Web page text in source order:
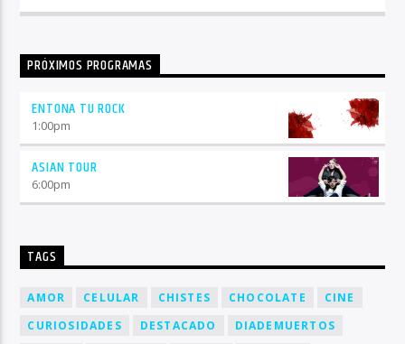
PRÓXIMOS PROGRAMAS
ENTONA TU ROCK
1:00pm
ASIAN TOUR
6:00pm
TAGS
AMOR CELULAR CHISTES CHOCOLATE
CINE
CURIOSIDADES
DESTACADO
DIADEMUERTOS